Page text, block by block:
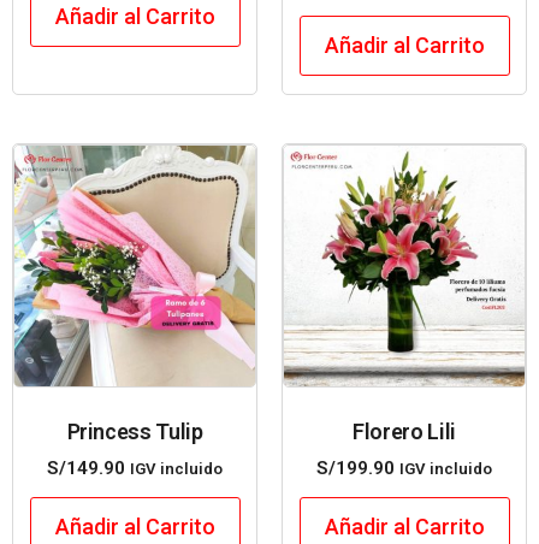
Añadir al Carrito
Añadir al Carrito
Princess Tulip
S/149.90 IGV incluido
Añadir al Carrito
Florero Lili
S/199.90 IGV incluido
Añadir al Carrito